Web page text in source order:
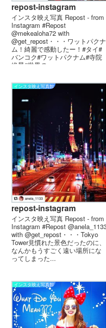
repost-instagram
インスタ映え写真 Repost - from
Instagram #Repost
@mekealoha72 with
@get_repost・・・ワットパクナ
ム！綺麗で感動したー！#タイ#
バンコク#ワットパクナム#寺院
絶景#世界の...
インスタ映え写真館
repost-instagram
インスタ映え写真 Repost - from
Instagram #Repost
with @get_repost・・・Tokyo
Tower見慣れた景色だったのに、
なんかもうすごく遠い場所にな
ってしまった...
インスタ映え写真館